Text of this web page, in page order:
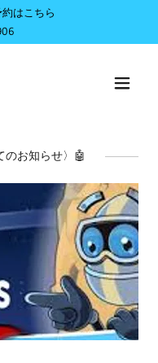
はこちら
のお知らせ〉🤖